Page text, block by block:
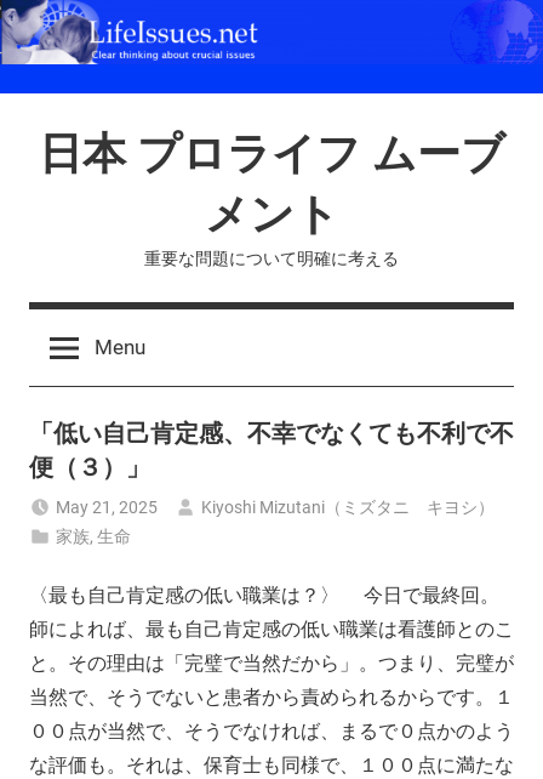
Skip
to
日本 プロライフ ムーブ
メント
重要な問題について明確に考える
Menu
「低い自己肯定感、不幸でなくても不利で不
便（３）」
May 21, 2025
Kiyoshi Mizutani（ミズタニ キヨシ）
家族,生命
〈最も自己肯定感の低い職業は？〉 今日で最終回。
師によれば、最も自己肯定感の低い職業は看護師とのこ
と。その理由は「完璧で当然だから」。つまり、完璧が
当然で、そうでないと患者から責められるからです。１
００点が当然で、そうでなければ、まるで０点かのよう
な評価も。それは、保育士も同様で、１００点に満たな